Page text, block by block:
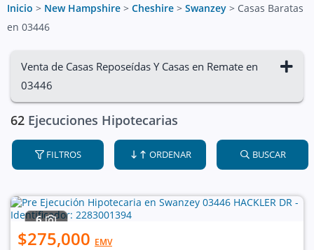
Inicio > New Hampshire > Cheshire > Swanzey > Casas Baratas
en 03446
Venta de Casas Reposeídas Y Casas en Remate en
03446
62 Ejecuciones Hipotecarias
FILTROS ORDENAR BUSCAR
6
$275,000 EMV